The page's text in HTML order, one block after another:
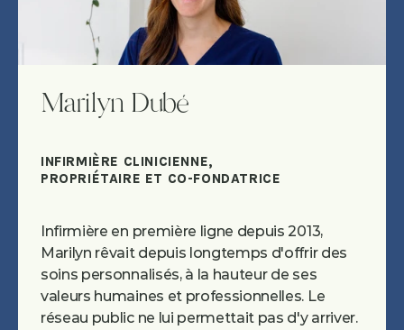
Marilyn Dubé
INFIRMIÈRE CLINICIENNE,
PROPRIÉTAIRE ET CO-FONDATRICE
Infirmière en première ligne depuis 2013,
Marilyn rêvait depuis longtemps d'offrir des
soins personnalisés, à la hauteur de ses
valeurs humaines et professionnelles. Le
réseau public ne lui permettait pas d'y arriver.